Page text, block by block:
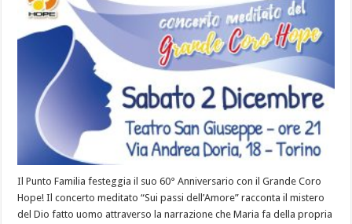
Il Punto Familia festeggia il suo 60° Anniversario con il Grande Coro
Hope! Il concerto meditato “Sui passi dell’Amore” racconta il mistero
del Dio fatto uomo attraverso la narrazione che Maria fa della propria